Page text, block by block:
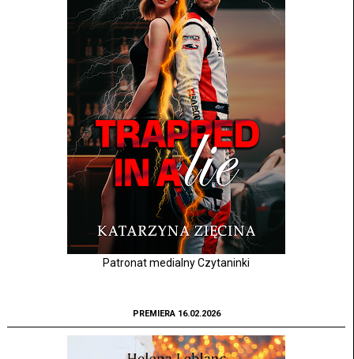
Patronat medialny Czytaninki
PREMIERA 16.02.2026